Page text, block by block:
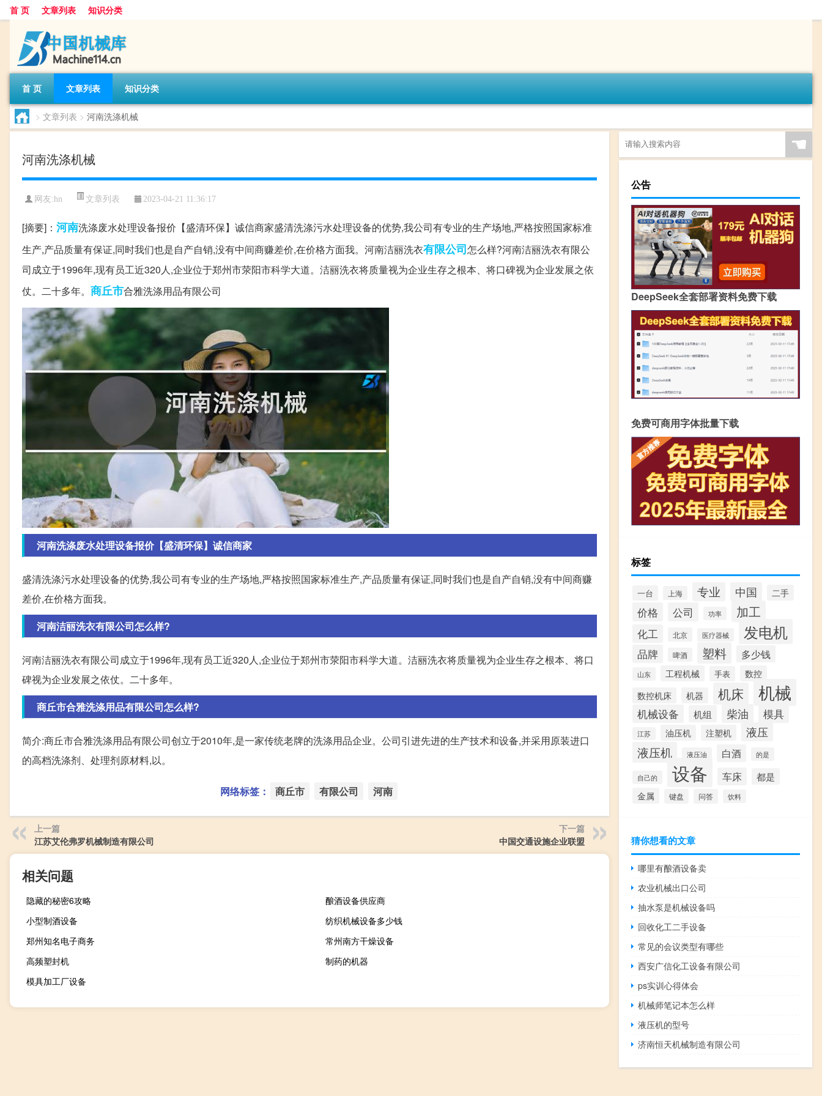
首 页 文章列表 知识分类
首 页 文章列表 知识分类
> 文章列表 > 河南洗涤机械
河南洗涤机械
网友:hn 文章列表 2023-04-21 11:36:17
[摘要]： 河南洗涤废水处理设备报价【盛清环保】诚信商家盛清洗涤污水处理设备的优势,我公司有专业的生产场地,严格按照国家标准
生产,产品质量有保证,同时我们也是自产自销,没有中间商赚差价,在价格方面我。河南洁丽洗衣有限公司怎么样?河南洁丽洗衣有限公
司成立于1996年,现有员工近320人,企业位于郑州市荥阳市科学大道。洁丽洗衣将质量视为企业生存之根本、将口碑视为企业发展之依
仗。二十多年。 商丘市合雅洗涤用品有限公司
河南洗涤废水处理设备报价【盛清环保】诚信商家
盛清洗涤污水处理设备的优势,我公司有专业的生产场地,严格按照国家标准生产,产品质量有保证,同时我们也是自产自销,没有中间商赚
差价,在价格方面我。
河南洁丽洗衣有限公司怎么样?
河南洁丽洗衣有限公司成立于1996年,现有员工近320人,企业位于郑州市荥阳市科学大道。洁丽洗衣将质量视为企业生存之根本、将口
碑视为企业发展之依仗。二十多年。
商丘市合雅洗涤用品有限公司怎么样?
简介:商丘市合雅洗涤用品有限公司创立于2010年,是一家传统老牌的洗涤用品企业。公司引进先进的生产技术和设备,并采用原装进口
的高档洗涤剂、处理剂原材料,以。
网络标签： 商丘市 有限公司 河南
上一篇
江苏艾伦弗罗机械制造有限公司
下一篇
中国交通设施企业联盟
相关问题
隐藏的秘密6攻略
酿酒设备供应商
小型制酒设备
纺织机械设备多少钱
郑州知名电子商务
常州南方干燥设备
高频塑封机
制药的机器
模具加工厂设备
☚
公告
DeepSeek全套部署资料免费下载
免费可商用字体批量下载
标签
一台 上海 专业 中国 二手
价格 公司 功率 加工
化工 北京 医疗器械 发电机
品牌 啤酒 塑料 多少钱
山东 工程机械 手表
数控
数控机床
机器 机床 机械
机械设备 机组 柴油 模具
江苏 油压机 注塑机 液压
液压机 液压油 白酒 的是
自己的 设备 车床 都是
金属 键盘 问答 饮料
猜你想看的文章
哪里有酿酒设备卖
农业机械出口公司
抽水泵是机械设备吗
回收化工二手设备
常见的会议类型有哪些
西安广信化工设备有限公司
ps实训心得体会
机械师笔记本怎么样
液压机的型号
济南恒天机械制造有限公司